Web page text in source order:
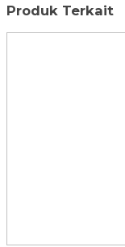
Produk Terkait